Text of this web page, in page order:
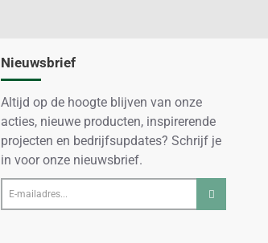
Nieuwsbrief
Altijd op de hoogte blijven van onze
acties, nieuwe producten, inspirerende
projecten en bedrijfsupdates? Schrijf je
in voor onze nieuwsbrief.
E-
mailadres...